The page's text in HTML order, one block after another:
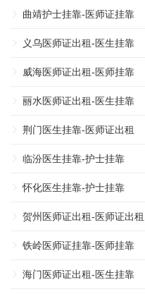
曲靖护士挂靠-医师证挂靠
义乌医师证出租-医生挂靠
威海医师证出租-医师挂靠
丽水医师证出租-医生挂靠
荆门医生挂靠-医师证出租
临汾医生挂靠-护士挂靠
怀化医生挂靠-护士挂靠
贺州医师证出租-医师证出租
铁岭医师证挂靠-医师挂靠
海门医师证出租-医生挂靠